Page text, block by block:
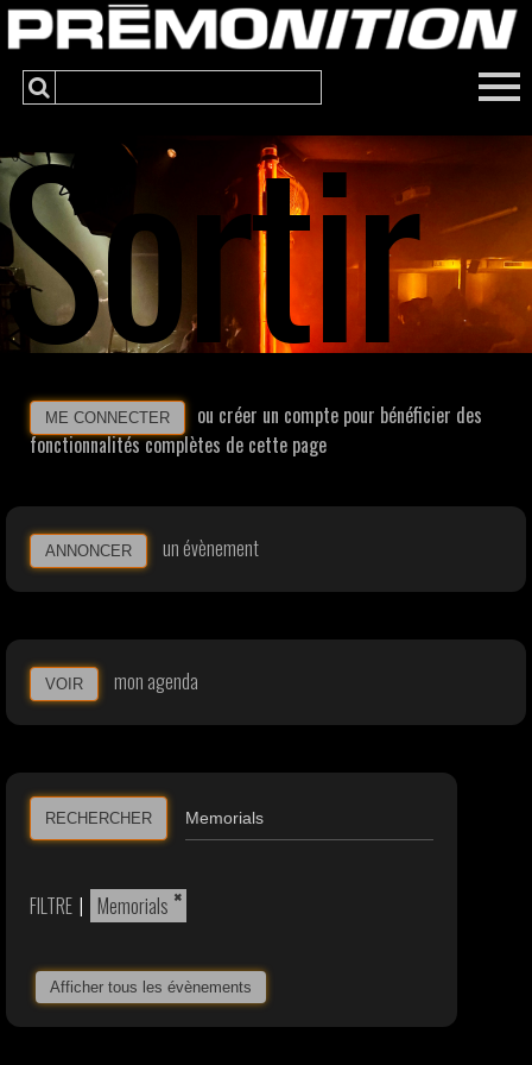
Sortir
ME CONNECTER
ou créer un compte pour bénéficier des
fonctionnalités complètes de cette page
ANNONCER un évènement
VOIR mon agenda
RECHERCHER
FILTRE | ×
Memorials
Afficher tous les évènements